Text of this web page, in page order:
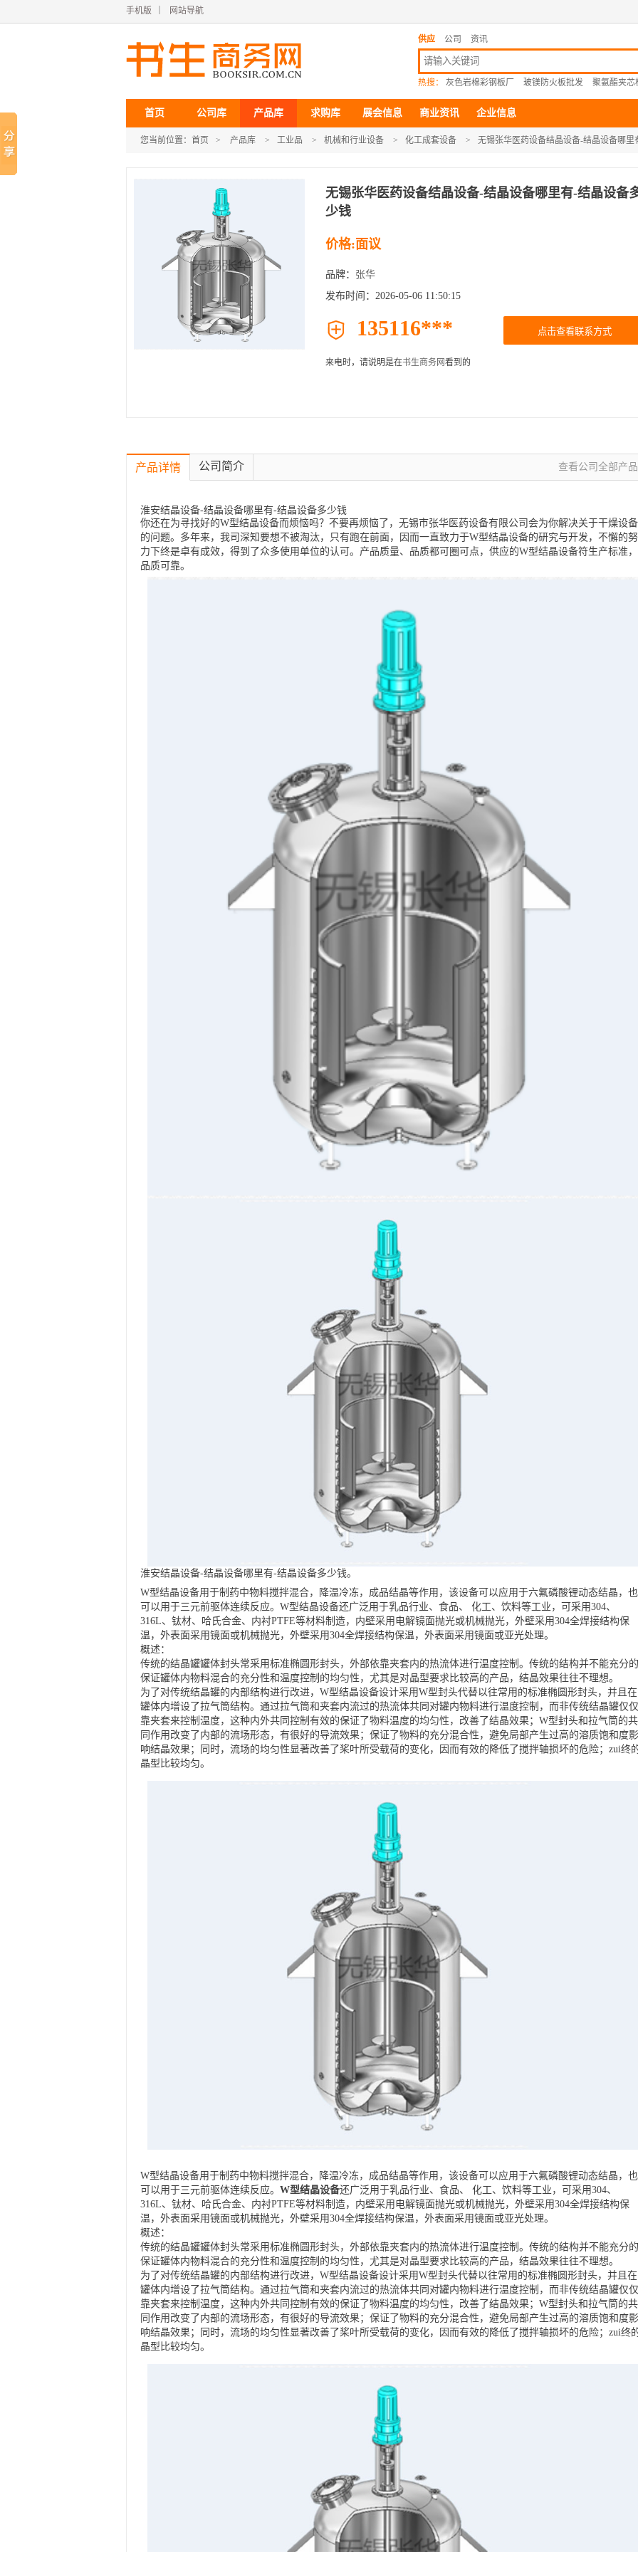
手机版 网站导航
供应 公司 资讯
热搜： 灰色岩棉彩钢板厂 玻镁防火板批发 聚氨酯夹芯
首页 公司库 产品库 求购库 展会信息 商业资讯 企业信息
您当前位置： 首页 > 产品库 > 工业品 > 机械和行业设备 > 化工成套设备 > 无锡张华医药设备结晶设备-结晶设备哪里
无锡张华医药设备结晶设备-结晶设备哪里有-结晶设备
少钱
价格:面议
品牌： 张华
发布时间：2026-05-06 11:50:15
 135116*** 点击查看联系方式
来电时，请说明是在书生商务网看到的
产品详情 公司简介 查看公司全部产
淮安结晶设备-结晶设备哪里有-结晶设备多少钱
你还在为寻找好的W型结晶设备而烦恼吗？不要再烦恼了，无锡市张华医药设备有限公司会为你解决关于干燥设备
的问题。多年来，我司深知要想不被淘汰，只有跑在前面，因而一直致力于W型结晶设备的研究与开发，不懈的努
力下终是卓有成效，得到了众多使用单位的认可。产品质量、品质都可圈可点，供应的W型结晶设备符生产标准，
品质可靠。
淮安结晶设备-结晶设备哪里有-结晶设备多少钱。
W型结晶设备用于制药中物料搅拌混合，降温冷冻，成品结晶等作用，该设备可以应用于六氟磷酸锂动态结晶，也
可以用于三元前驱体连续反应。W型结晶设备还广泛用于乳品行业、食品、 化工、饮料等工业，可采用304、
316L、钛材、哈氏合金、内衬PTFE等材料制造，内壁采用电解镜面抛光或机械抛光，外壁采用304全焊接结构保
温，外表面采用镜面或机械抛光，外壁采用304全焊接结构保温，外表面采用镜面或亚光处理。
概述：
传统的结晶罐罐体封头常采用标准椭圆形封头，外部依靠夹套内的热流体进行温度控制。传统的结构并不能充分的
保证罐体内物料混合的充分性和温度控制的均匀性，尤其是对晶型要求比较高的产品，结晶效果往往不理想。
为了对传统结晶罐的内部结构进行改进，W型结晶设备设计采用W型封头代替以往常用的标准椭圆形封头，并且在
罐体内增设了拉气筒结构。通过拉气筒和夹套内流过的热流体共同对罐内物料进行温度控制，而非传统结晶罐仅仅
靠夹套来控制温度，这种内外共同控制有效的保证了物料温度的均匀性，改善了结晶效果；W型封头和拉气筒的共
同作用改变了内部的流场形态，有很好的导流效果；保证了物料的充分混合性，避免局部产生过高的溶质饱和度影
响结晶效果；同时，流场的均匀性显著改善了桨叶所受载荷的变化，因而有效的降低了搅拌轴损坏的危险；zui终
晶型比较均匀。
W型结晶设备用于制药中物料搅拌混合，降温冷冻，成品结晶等作用，该设备可以应用于六氟磷酸锂动态结晶，也
可以用于三元前驱体连续反应。 W型结晶设备还广泛用于乳品行业、食品、 化工、饮料等工业，可采用304、
316L、钛材、哈氏合金、内衬PTFE等材料制造，内壁采用电解镜面抛光或机械抛光，外壁采用304全焊接结构保
温，外表面采用镜面或机械抛光，外壁采用304全焊接结构保温，外表面采用镜面或亚光处理。
概述：
传统的结晶罐罐体封头常采用标准椭圆形封头，外部依靠夹套内的热流体进行温度控制。传统的结构并不能充分的
保证罐体内物料混合的充分性和温度控制的均匀性，尤其是对晶型要求比较高的产品，结晶效果往往不理想。
为了对传统结晶罐的内部结构进行改进，W型结晶设备设计采用W型封头代替以往常用的标准椭圆形封头，并且在
罐体内增设了拉气筒结构。通过拉气筒和夹套内流过的热流体共同对罐内物料进行温度控制，而非传统结晶罐仅仅
靠夹套来控制温度，这种内外共同控制有效的保证了物料温度的均匀性，改善了结晶效果；W型封头和拉气筒的共
同作用改变了内部的流场形态，有很好的导流效果；保证了物料的充分混合性，避免局部产生过高的溶质饱和度影
响结晶效果；同时，流场的均匀性显著改善了桨叶所受载荷的变化，因而有效的降低了搅拌轴损坏的危险；zui终
晶型比较均匀。